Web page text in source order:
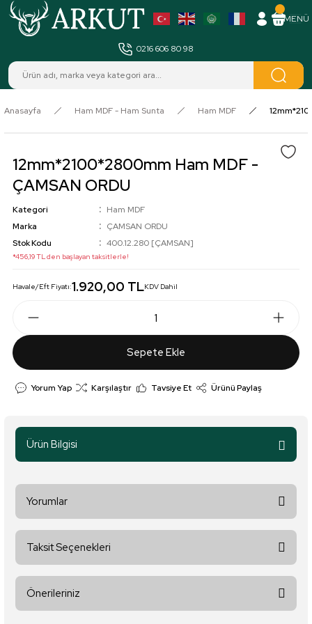
0216 606 80 98
MENÜ
Anasayfa Ham MDF - Ham Sunta Ham MDF
12mm*2100*2800mm Ham MDF -
ÇAMSAN ORDU
Kategori
Ham MDF
Marka
ÇAMSAN ORDU
Stok Kodu
400.12.280 [ÇAMSAN]
*456,19 TL den başlayan taksitlerle!
Havale/Eft Fiyatı:1.920,00 TLKDV Dahil
Sepete Ekle
Yorum Yap Karşılaştır Tavsiye Et Ürünü Paylaş
Ürün Bilgisi
Yorumlar
Taksit Seçenekleri
Önerileriniz